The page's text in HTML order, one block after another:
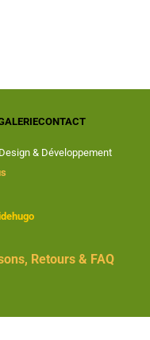
CONTACT
& Développement
Retours & FAQ